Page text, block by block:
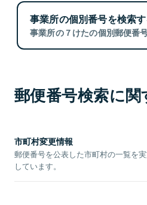
事業所の個別番号を検索
事業所の７けたの個別郵便番
郵便番号検索に関
市町村変更情報
郵便番号を公表した市町村の一覧を
しています。